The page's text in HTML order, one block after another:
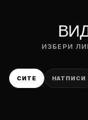
ИЗБЕРИ
СИТЕ НАТПИСИ